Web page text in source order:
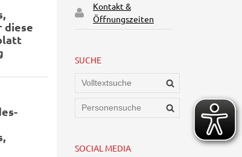
diese
Kontakt &
Öffnungszeiten
SUCHE
SOCIAL MEDIA